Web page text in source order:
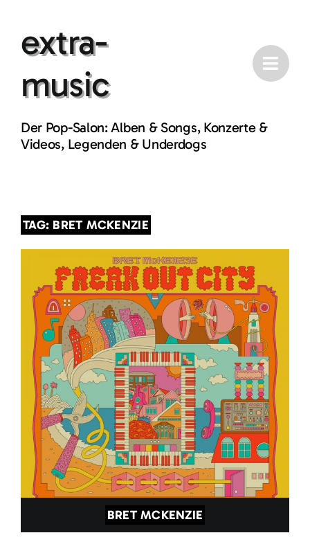
contentextra-
music
Der Pop-Salon: Alben & Songs, Konzerte &
Videos, Legenden & Underdogs
TAG: BRET MCKENZIE
BRET MCKENZIE